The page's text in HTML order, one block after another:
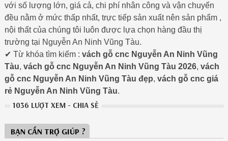
với số lượng lớn, giá cả, chi phí nhân công và vận chuyển
đều nằm ở mức thấp nhất, trực tiếp sản xuất nên sản phẩm ,
nội thất của chúng tôi luôn được lựa chọn hàng đầu thị
trường tại Nguyễn An Ninh Vũng Tàu.
✔ Từ khóa tìm kiếm : vách gỗ cnc Nguyễn An Ninh Vũng
Tàu, vách gỗ cnc Nguyễn An Ninh Vũng Tàu 2026, vách
gỗ cnc Nguyễn An Ninh Vũng Tàu đẹp, vách gỗ cnc giá
rẻ Nguyễn An Ninh Vũng Tàu.
1036 LƯỢT XEM - CHIA SẺ
BẠN CẦN TRỢ GIÚP ?